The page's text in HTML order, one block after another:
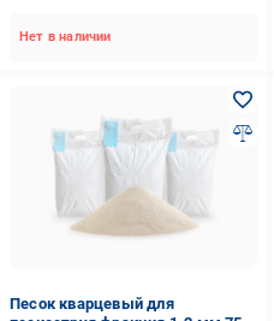
Нет в наличии
Песок кварцевый для